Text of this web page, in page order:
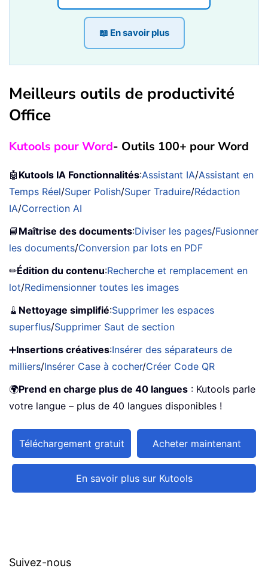
📖 En savoir plus
Meilleurs outils de productivité
Office
Kutools pour Word- Outils 100+ pour Word
🤖 Kutools IA Fonctionnalités:Assistant IA/Assistant en
Temps Réel/Super Polish/Super Traduire/Rédaction
IA/Correction AI
📘 Maîtrise des documents:Diviser les pages/Fusionner
les documents/Conversion par lots en PDF
✏Édition du contenu:Recherche et remplacement en
lot/Redimensionner toutes les images
🧹 Nettoyage simplifié:Supprimer les espaces
superflus/Supprimer Saut de section
➕Insertions créatives:Insérer des séparateurs de
milliers/Insérer Case à cocher/Créer Code QR
🌍Prend en charge plus de 40 langues : Kutools parle
votre langue – plus de 40 langues disponibles !
Téléchargement gratuit Acheter maintenant
En savoir plus sur Kutools
Suivez-nous